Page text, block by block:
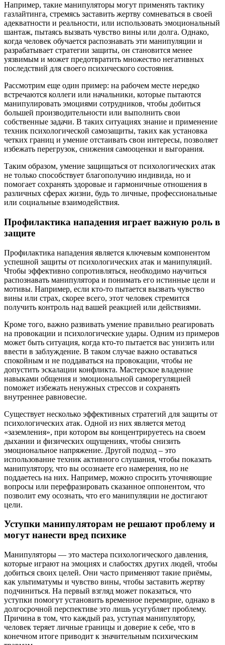
Например, такие манипуляторы могут применять тактику
газлайтинга, стремясь заставить жертву сомневаться в своей
адекватности и реальности, или использовать эмоциональный
шантаж, пытаясь вызвать чувство вины или долга. Однако,
когда человек обучается распознавать эти манипуляции и
разрабатывает стратегии защиты, он становится менее
уязвимым и может предотвратить множество негативных
последствий для своего психического состояния.
Рассмотрим еще один пример: на рабочем месте нередко
встречаются коллеги или начальники, которые пытаются
манипулировать эмоциями сотрудников, чтобы добиться
большей производительности или выполнить свои
собственные задачи. В таких ситуациях знание и применение
техник психологической самозащиты, таких как установка
четких границ и умение отстаивать свои интересы, позволяет
избежать перегрузок, снижения самооценки и выгорания.
Таким образом, умение защищаться от психологических атак
не только способствует благополучию индивида, но и
помогает сохранять здоровые и гармоничные отношения в
различных сферах жизни, будь то личные, профессиональные
или социальные взаимодействия.
Профилактика нападения играет важную роль в
защите
Профилактика нападения является ключевым компонентом
успешной защиты от психологических атак и манипуляций.
Чтобы эффективно сопротивляться, необходимо научиться
распознавать манипулятора и понимать его истинные цели и
мотивы. Например, если кто-то пытается вызвать чувство
вины или страх, скорее всего, этот человек стремится
получить контроль над вашей реакцией или действиями.
Кроме того, важно развивать умение правильно реагировать
на провокации и психологические удары. Одним из примеров
может быть ситуация, когда кто-то пытается вас унизить или
ввести в заблуждение. В таком случае важно оставаться
спокойным и не поддаваться на провокации, чтобы не
допустить эскалации конфликта. Мастерское владение
навыками общения и эмоциональной саморегуляцией
поможет избежать ненужных стрессов и сохранять
внутреннее равновесие.
Существует несколько эффективных стратегий для защиты от
психологических атак. Одной из них является метод
«заземления», при котором вы концентрируетесь на своем
дыхании и физических ощущениях, чтобы снизить
эмоциональное напряжение. Другой подход – это
использование техник активного слушания, чтобы показать
манипулятору, что вы осознаете его намерения, но не
поддаетесь на них. Например, можно спросить уточняющие
вопросы или перефразировать сказанное оппонентом, что
позволит ему осознать, что его манипуляции не достигают
цели.
Уступки манипуляторам не решают проблему и
могут нанести вред психике
Манипуляторы — это мастера психологического давления,
которые играют на эмоциях и слабостях других людей, чтобы
добиться своих целей. Они часто применяют такие приёмы,
как ультиматумы и чувство вины, чтобы заставить жертву
подчиниться. На первый взгляд может показаться, что
уступки помогут установить временное перемирие, однако в
долгосрочной перспективе это лишь усугубляет проблему.
Причина в том, что каждый раз, уступая манипулятору,
человек теряет личные границы и доверие к себе, что в
конечном итоге приводит к значительным психическим